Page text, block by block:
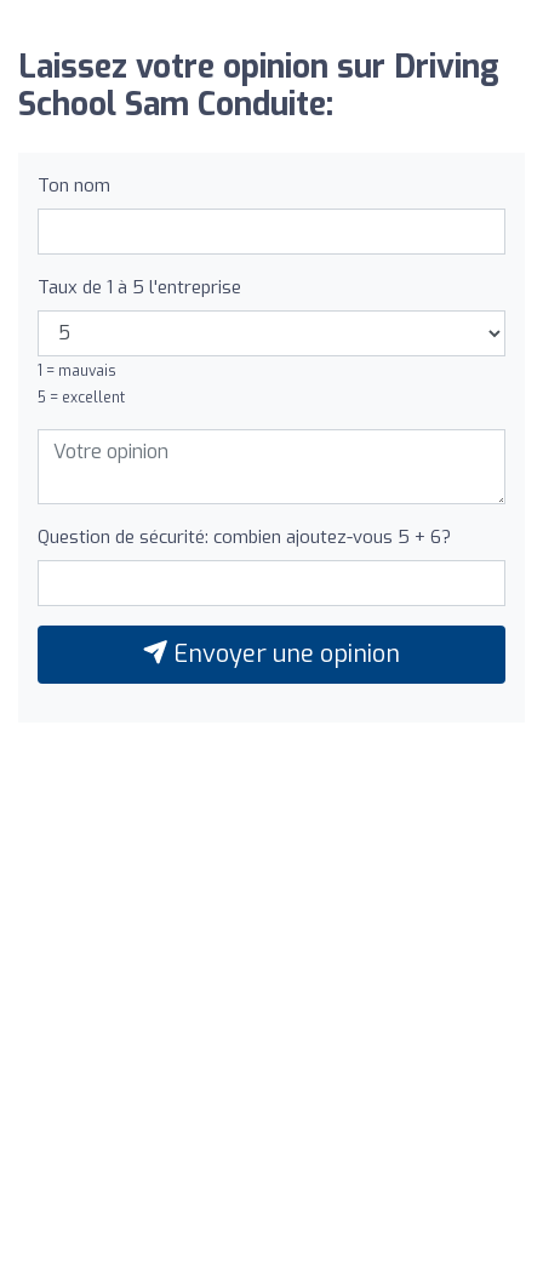
Laissez votre opinion sur Driving
School Sam Conduite:
Ton nom
Taux de 1 à 5 l'entreprise
1 = mauvais
5 = excellent
Question de sécurité: combien ajoutez-vous 5 + 6?
Envoyer une opinion